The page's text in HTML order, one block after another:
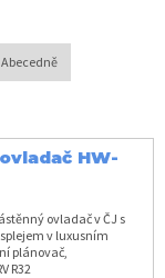
Abecedně
HW-
ovladač v ČJ s
v luxusním
plánovač,
R32